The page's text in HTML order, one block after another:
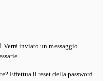
Verrà inviato un messaggio
Effettua il reset della password